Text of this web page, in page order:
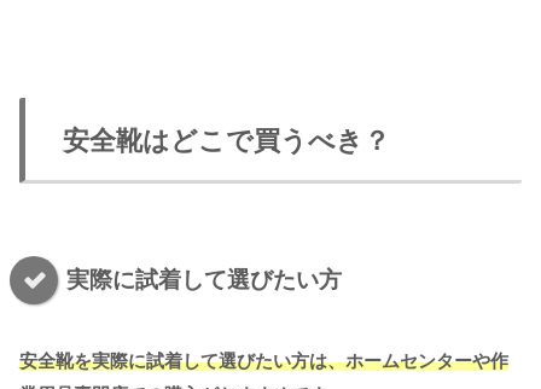
安全靴はどこで買うべき？
実際に試着して選びたい方
安全靴を実際に試着して選びたい方は、ホームセンターや作